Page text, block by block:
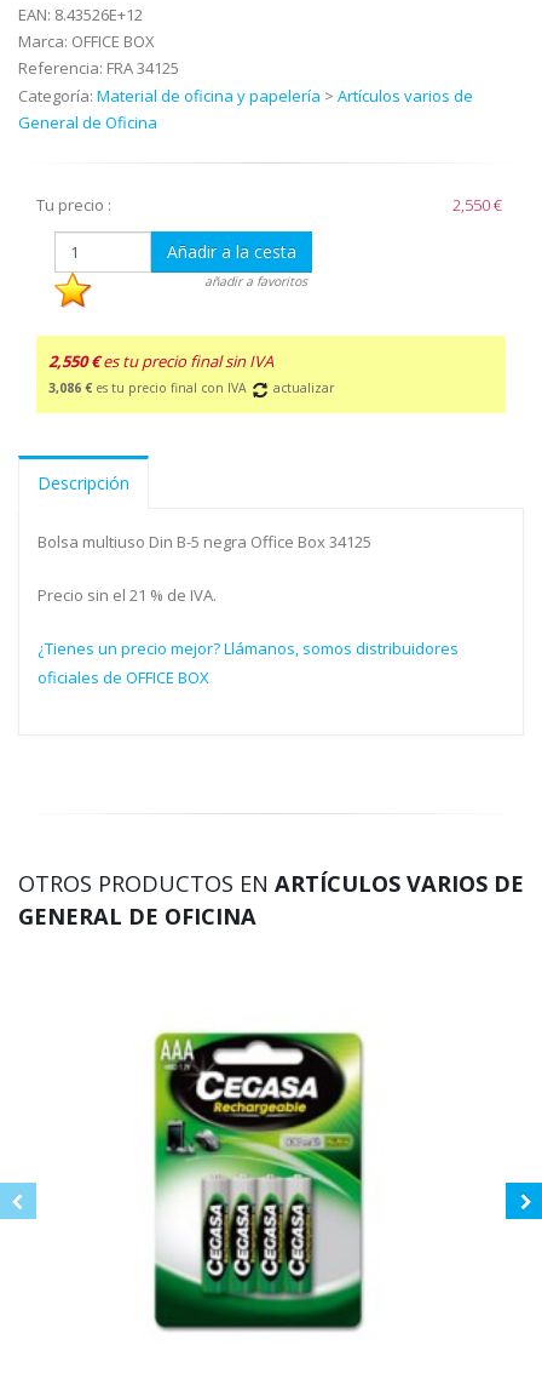
EAN: 8.43526E+12
Marca: OFFICE BOX
Referencia: FRA 34125
Categoría: Material de oficina y papelería > Artículos varios de
General de Oficina
Tu precio : 2,550 €
Añadir a la cesta
añadir a favoritos
2,550 € es tu precio final sin IVA
3,086 € es tu precio final con IVA actualizar
Descripción
Bolsa multiuso Din B-5 negra Office Box 34125
Precio sin el 21 % de IVA.
¿Tienes un precio mejor? Llámanos, somos distribuidores
oficiales de OFFICE BOX
OTROS PRODUCTOS EN ARTÍCULOS VARIOS DE
GENERAL DE OFICINA